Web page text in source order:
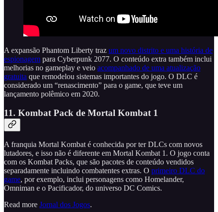
A expansão Phantom Liberty traz um novo distrito e uma história de
espionagem para Cyberpunk 2077. O conteúdo extra também inclui
melhorias no gameplay e veio acompanhado de uma atualização
gratuita que remodelou sistemas importantes do jogo. O DLC é
considerado um “renascimento” para o game, que teve um
lançamento polêmico em 2020.
11. Kombat Pack de Mortal Kombat 1
A franquia Mortal Kombat é conhecida por ter DLCs com novos
lutadores, e isso não é diferente em Mortal Kombat 1. O jogo conta
com os Kombat Packs, que são pacotes de conteúdo vendidos
separadamente incluindo combatentes extras. O primeiro DLC do
game, por exemplo, inclui personagens como Homelander,
Omniman e o Pacificador, do universo DC Comics.
Read more Jornal dos Jogos.